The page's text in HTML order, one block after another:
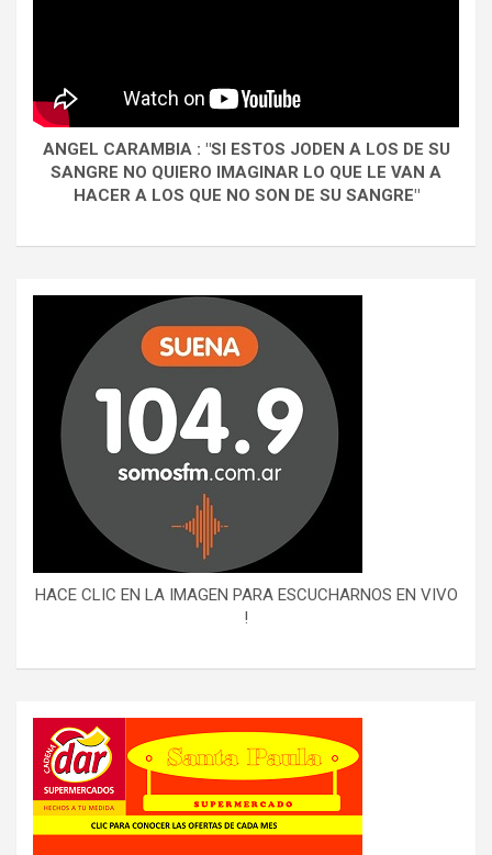
ANGEL CARAMBIA : "SI ESTOS JODEN A LOS DE SU
SANGRE NO QUIERO IMAGINAR LO QUE LE VAN A
HACER A LOS QUE NO SON DE SU SANGRE"
HACE CLIC EN LA IMAGEN PARA ESCUCHARNOS EN VIVO
!